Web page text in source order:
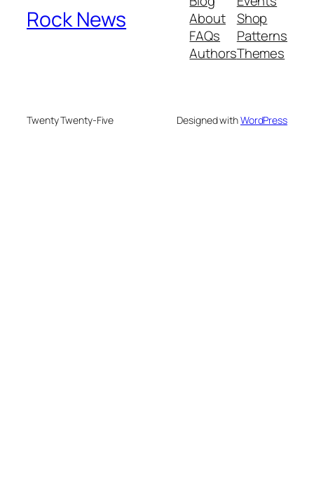
Rock News
About
FAQs
Authors
Shop
Patterns
Themes
Twenty Twenty-Five Designed withWordPress